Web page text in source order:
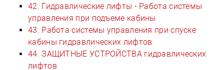
42. Гидравлические лифты - Работа системы
управления при подъеме кабины
43. Работа системы управления при спуске
кабины гидравлических лифтов
44. ЗАЩИТНЫЕ УСТРОЙСТВА гидравлических
лифтов